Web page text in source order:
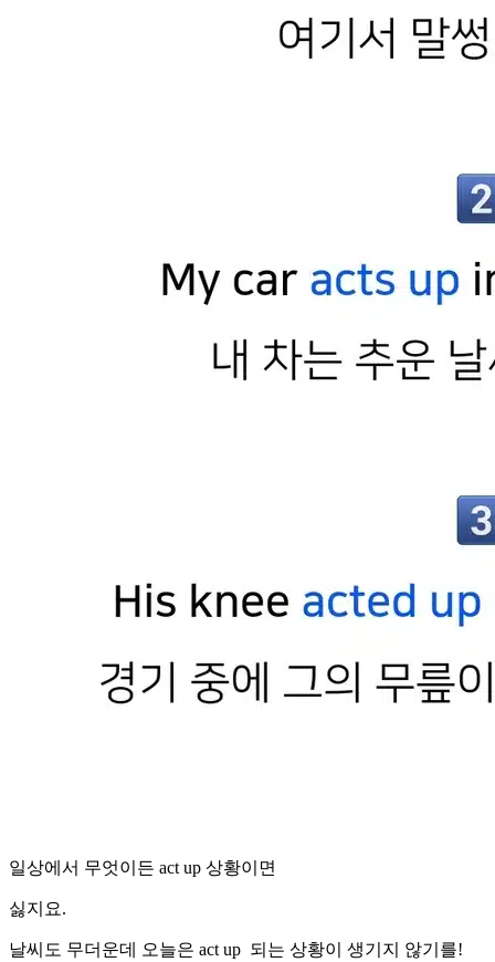
일상에서 무엇이든 act up 상황이면
싫지요.
날씨도 무더운데 오늘은 act up 되는 상황이 생기지 않기를!